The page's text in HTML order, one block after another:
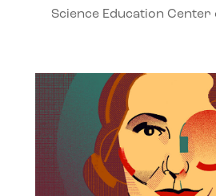
Science Education Center